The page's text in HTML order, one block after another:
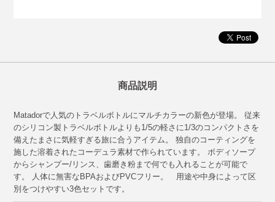
商品説明
Matadorで人気のトラベルボトルにマルチカラーの新色が登場。 従来
のシリコン製トラベルボトルよりも1/5の軽さに1/3のコンパクトさを
備えたまさに気軽すぎる旅に合うアイテム。 独自のコーティングを
施した溶着されたコーデュラ素材で作られています。 ボディソープ
からシャンプー/リンス、歯磨き粉まで何でも入れることが可能で
す。 人体に無害なBPAおよびPVCフリー。 用途や中身によって区
別をつけやすい3色セットです。